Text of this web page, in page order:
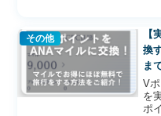
その他
【
換
ま
V
を
ポ